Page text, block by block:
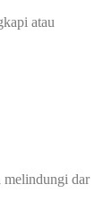
atau
melindungi dar